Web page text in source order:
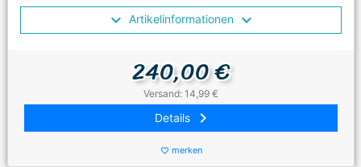
Artikelinformationen
240,00 €
Versand: 14,99 €
Details keyboard_arrow_right
favorite_border merken